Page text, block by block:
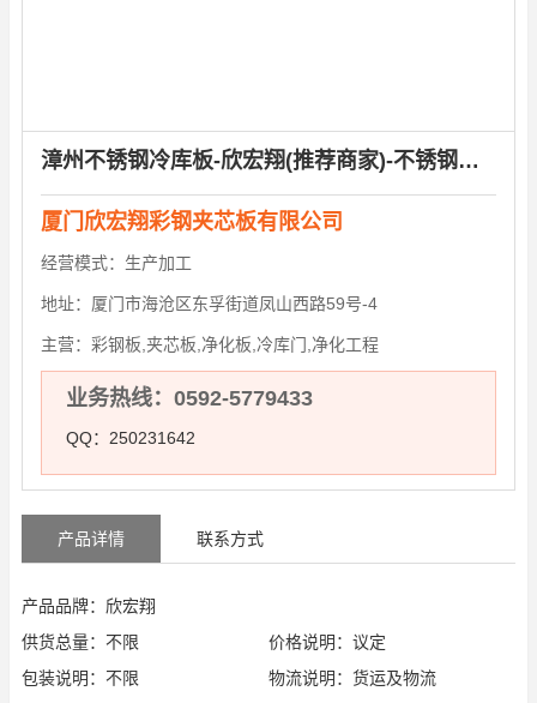
漳州不锈钢冷库板-欣宏翔(推荐商家)-不锈钢冷库板 安装
厦门欣宏翔彩钢夹芯板有限公司
经营模式： 生产加工
地址： 厦门市海沧区东孚街道凤山西路59号-4
主营： 彩钢板,夹芯板,净化板,冷库门,净化工程
业务热线：0592-5779433
QQ：250231642
产品详情 联系方式
产品品牌：欣宏翔
供货总量：不限
价格说明：议定
包装说明：不限
物流说明：货运及物流